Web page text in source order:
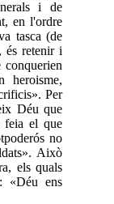
i de
en l'ordre
tasca (de
és retenir i
conquerien
heroisme,
Per
Déu que
feia el que
no
Això
els quals
«Déu ens